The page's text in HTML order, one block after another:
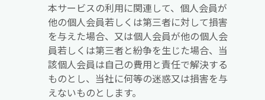
本サービスの利用に関連して、個人会員が
他の個人会員若しくは第三者に対して損害
を与えた場合、又は個人会員が他の個人会
員若しくは第三者と紛争を生じた場合、当
該個人会員は自己の費用と責任で解決する
ものとし、当社に何等の迷惑又は損害を与
えないものとします。